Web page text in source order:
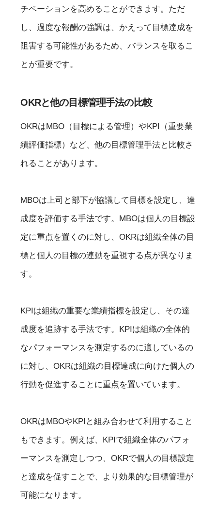
チベーションを高めることができます。ただ
し、過度な報酬の強調は、かえって目標達成を
阻害する可能性があるため、バランスを取るこ
とが重要です。
OKRと他の目標管理手法の比較
OKRはMBO（目標による管理）やKPI（重要業
績評価指標）など、他の目標管理手法と比較さ
れることがあります。
MBOは上司と部下が協議して目標を設定し、達
成度を評価する手法です。MBOは個人の目標設
定に重点を置くのに対し、OKRは組織全体の目
標と個人の目標の連動を重視する点が異なりま
す。
KPIは組織の重要な業績指標を設定し、その達
成度を追跡する手法です。KPIは組織の全体的
なパフォーマンスを測定するのに適しているの
に対し、OKRは組織の目標達成に向けた個人の
行動を促進することに重点を置いています。
OKRはMBOやKPIと組み合わせて利用すること
もできます。例えば、KPIで組織全体のパフォ
ーマンスを測定しつつ、OKRで個人の目標設定
と達成を促すことで、より効果的な目標管理が
可能になります。